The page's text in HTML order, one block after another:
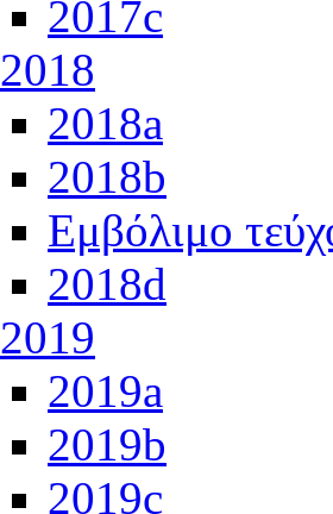
2017c
2018
2018a
2018b
Εμβόλιμο
2018d
2019
2019a
2019b
2019c